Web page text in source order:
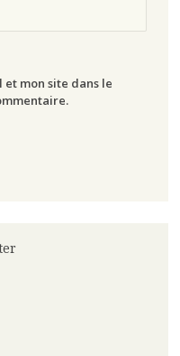
mon site dans le